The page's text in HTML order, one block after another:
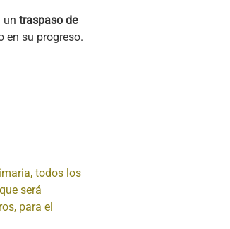
un traspaso de
en su progreso.
todos los
será
para el